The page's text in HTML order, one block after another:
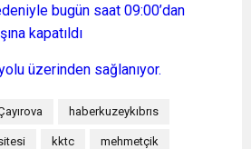
bugün saat 09:00’dan
kapatıldı
üzerinden sağlanıyor.
haberkuzeykıbrıs
kktc mehmetçik